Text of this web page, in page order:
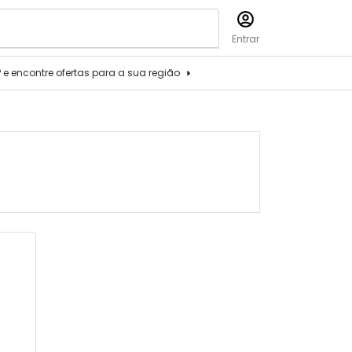
Entrar
e encontre ofertas para a sua região